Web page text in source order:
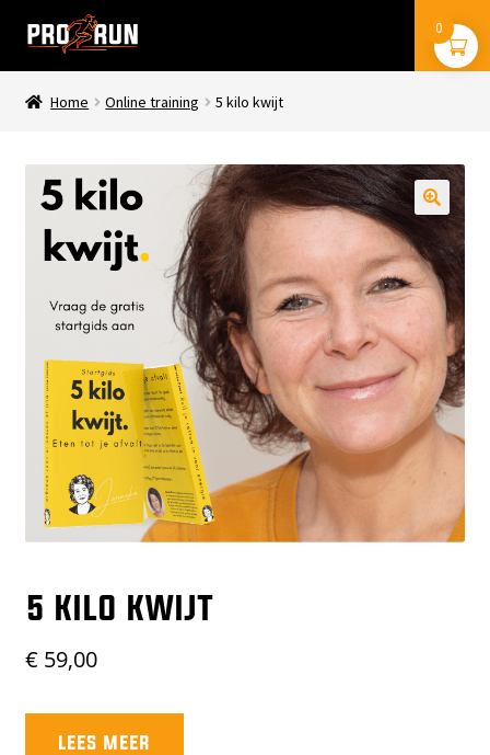
door
naar
navigatie
naar
de
inhoud
Menu
coros
trainingsschema’s
boeken
mijn account
Home Online training 5 kilo kwijt
🔍
5 KILO KWIJT
€ 59,00
lees meer
0